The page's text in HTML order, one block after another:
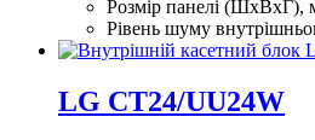
Розмір панелі (ШхВхГ),
Рівень шуму
LG CT24/UU24W